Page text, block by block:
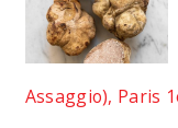
Assaggio), Paris